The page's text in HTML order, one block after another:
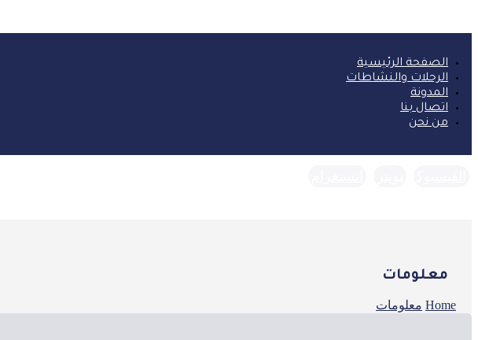
الصفحة الرئيسية
الرحلات والنشاطات
المدونة
اتصال بنا
من نحن
معلومات
Home معلومات